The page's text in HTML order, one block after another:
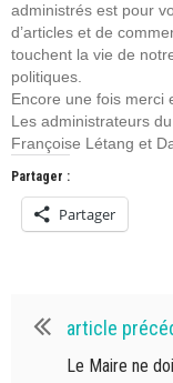
administrés est pour
d’articles et de
touchent la vie de
politiques.
Encore une fois merci
Les administrateurs
Françoise Létang et
Partager :
Partager
article
Le Maire ne